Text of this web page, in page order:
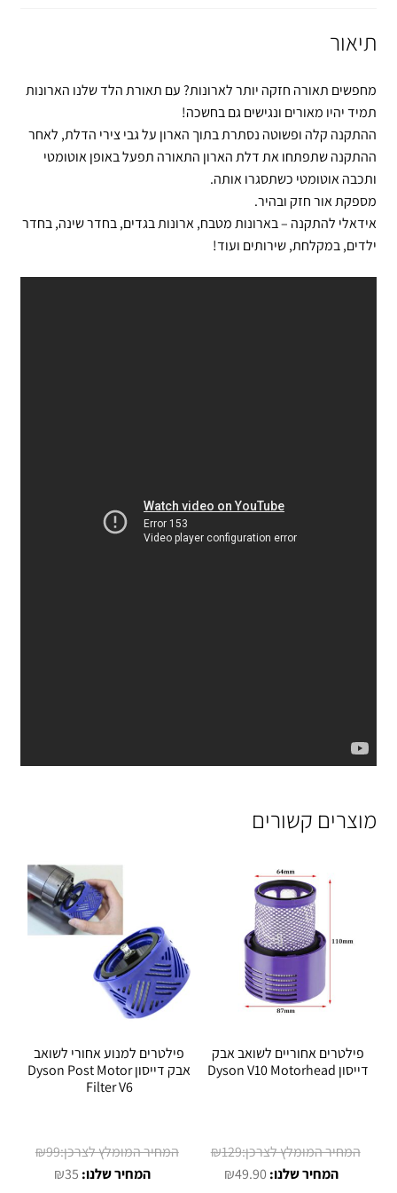
תיאור
מחפשים תאורה חזקה יותר לארונות? עם תאורת הלד שלנו הארונות
תמיד יהיו מאורים ונגישים גם בחשכה!
ההתקנה קלה ופשוטה נסתרת בתוך הארון על גבי צירי הדלת, לאחר
ההתקנה שתפתחו את דלת הארון התאורה תפעל באופן אוטומטי
ותכבה אוטומטי כשתסגרו אותה.
מספקת אור חזק ובהיר.
אידאלי להתקנה – בארונות מטבח, ארונות בגדים, בחדר שינה, בחדר
ילדים, במקלחת, שירותים ועוד!
מוצרים קשורים
פילטרים אחוריים לשואב אבק
דייסון Dyson V10 Motorhead
₪129 המחיר
₪49.90
פילטרים למנוע אחורי לשואב
אבק דייסון Dyson Post Motor
Filter V6
₪99 המחיר
₪35 המחיר